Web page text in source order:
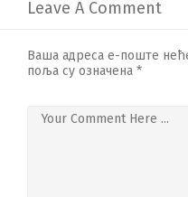
Leave A Comment
Ваша адреса е-поште
поља су означена *